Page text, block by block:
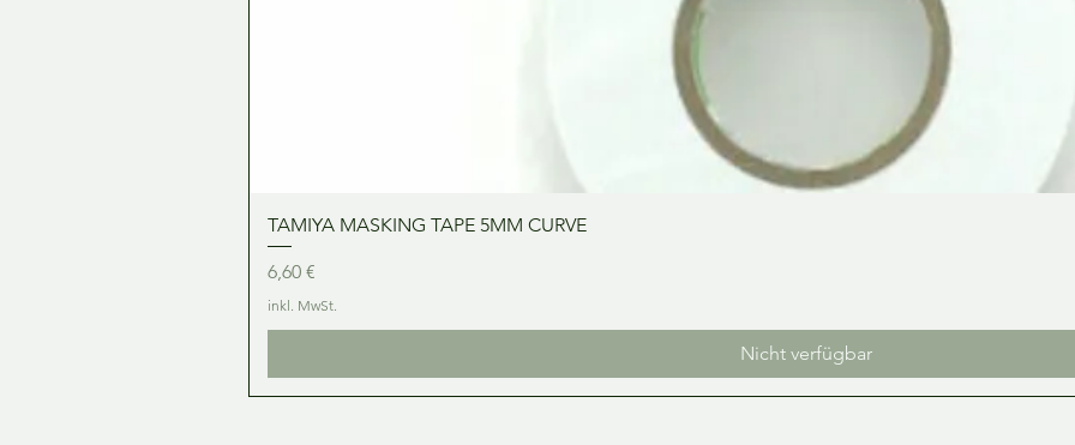
TAMIYA MASKING TAPE 5MM CURVE
Preis
6,60 €
inkl. MwSt.
Nicht verfügbar